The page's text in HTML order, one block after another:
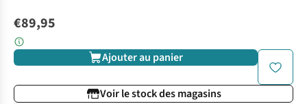
€89,95
Ajouter au panier
Voir le stock des magasins